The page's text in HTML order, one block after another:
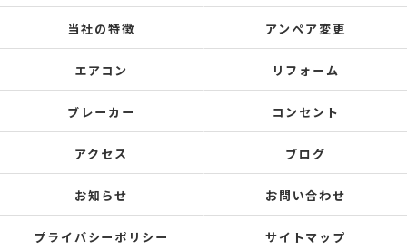
当社の特徴 アンペア変更
エアコン リフォーム
ブレーカー コンセント
アクセス ブログ
お知らせ お問い合わせ
プライバシーポリシー サイトマップ